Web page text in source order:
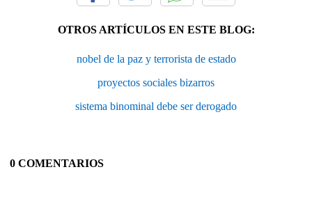
OTROS ARTÍCULOS EN ESTE BLOG:
nobel de la paz y terrorista de estado
proyectos sociales bizarros
sistema binominal debe ser derogado
0 COMENTARIOS